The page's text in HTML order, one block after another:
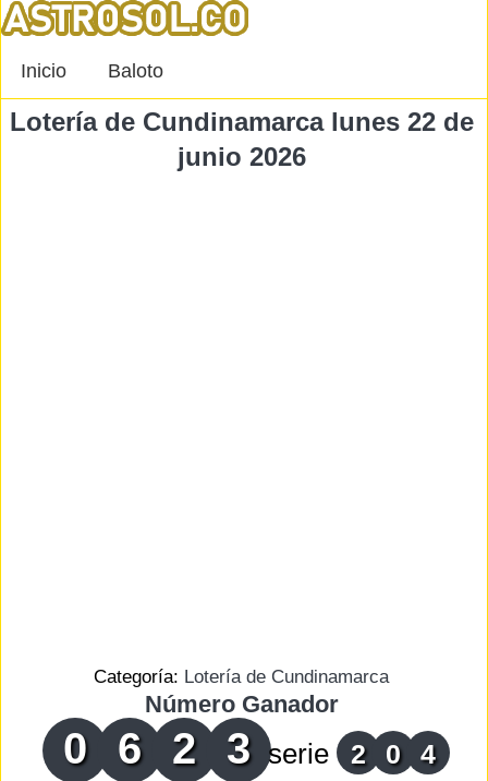
Inicio Baloto
Lotería de Cundinamarca lunes 22 de
junio 2026
Categoría: Lotería de Cundinamarca
Número Ganador
0 6 2 3 serie 2 0 4